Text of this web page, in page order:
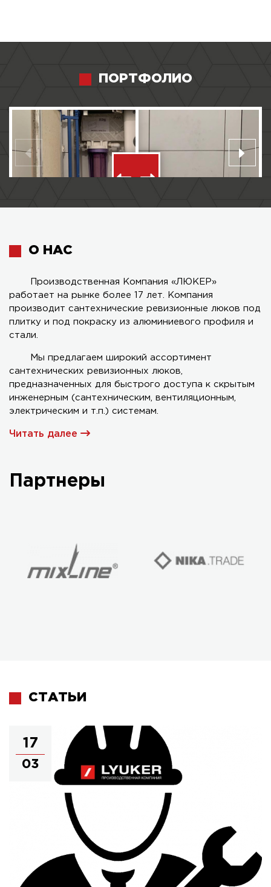
ПОРТФОЛИО
Серия AL-KR двухстворчатый
О НАС
Производственная Компания «ЛЮКЕР»
работает на рынке более 17 лет. Компания
производит сантехнические ревизионные люков под
плитку и под покраску из алюминиевого профиля и
стали.
Мы предлагаем широкий ассортимент
сантехнических ревизионных люков,
предназначенных для быстрого доступа к скрытым
инженерным (сантехническим, вентиляционным,
электрическим и т.п.) системам.
Читать далее
Партнеры
СТАТЬИ
17
03